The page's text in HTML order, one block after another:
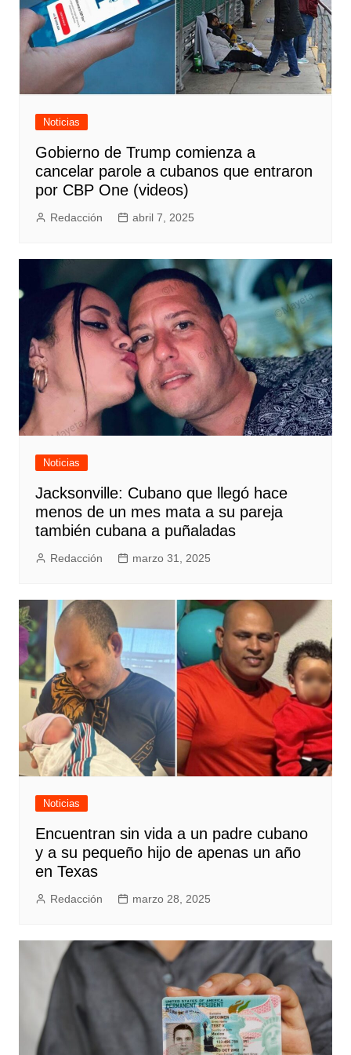
Noticias
Gobierno de Trump comienza a
cancelar parole a cubanos que entraron
por CBP One (videos)
Redacción abril 7, 2025
Noticias
Jacksonville: Cubano que llegó hace
menos de un mes mata a su pareja
también cubana a puñaladas
Redacción marzo 31, 2025
Noticias
Encuentran sin vida a un padre cubano
y a su pequeño hijo de apenas un año
en Texas
Redacción marzo 28, 2025